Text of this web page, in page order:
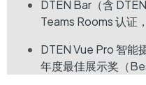
DTEN Bar（含
Teams Rooms 认证
DTEN Vue Pro 智
年度最佳展示奖（